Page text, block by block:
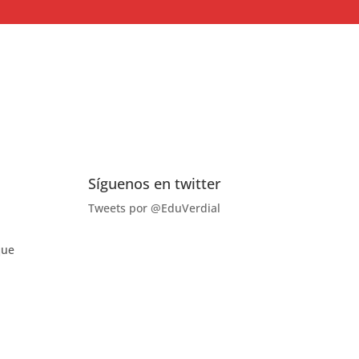
Síguenos en twitter
Tweets por @EduVerdial